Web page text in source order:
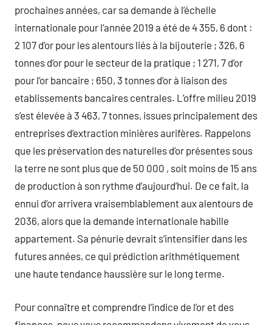
prochaines années, car sa demande à l’échelle
internationale pour l’année 2019 a été de 4 355, 6 dont :
2 107 d’or pour les alentours liés à la bijouterie ; 326, 6
tonnes d’or pour le secteur de la pratique ; 1 271, 7 d’or
pour l’or bancaire ; 650, 3 tonnes d’or à liaison des
etablissements bancaires centrales. L’offre milieu 2019
s’est élevée à 3 463, 7 tonnes, issues principalement des
entreprises d’extraction minières aurifères. Rappelons
que les préservation des naturelles d’or présentes sous
la terre ne sont plus que de 50 000 , soit moins de 15 ans
de production à son rythme d’aujourd’hui. De ce fait, la
ennui d’or arrivera vraisemblablement aux alentours de
2036, alors que la demande internationale habille
appartement. Sa pénurie devrait s’intensifier dans les
futures années, ce qui prédiction arithmétiquement
une haute tendance haussière sur le long terme.
Pour connaître et comprendre l’indice de l’or et des